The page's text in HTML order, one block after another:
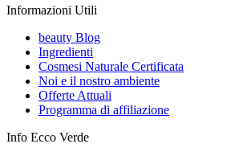
Informazioni Utili
beauty Blog
Ingredienti
Cosmesi Naturale Certificata
Noi e il nostro ambiente
Offerte Attuali
Programma di affiliazione
Info Ecco Verde